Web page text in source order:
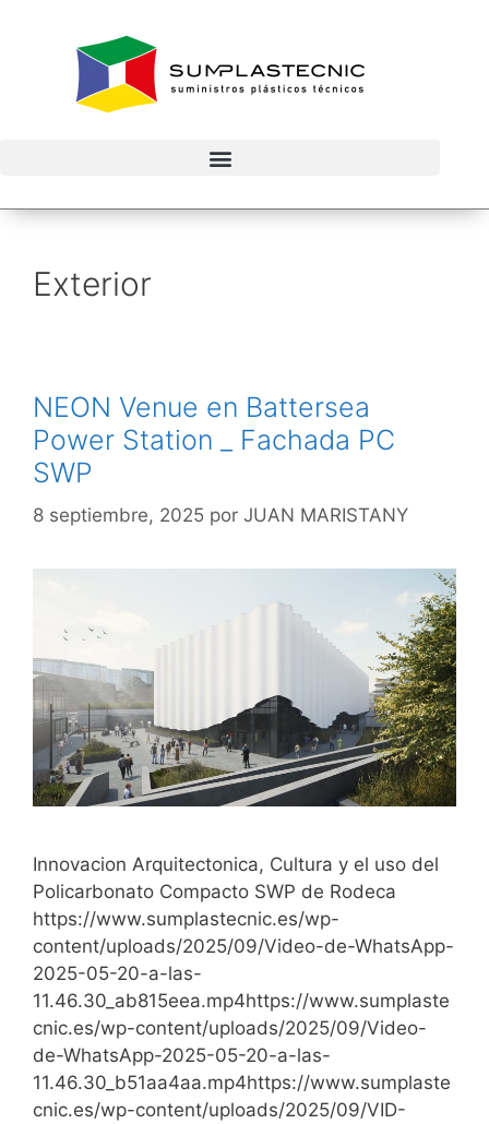
Exterior
NEON Venue en Battersea
Power Station _ Fachada PC
SWP
8 septiembre, 2025 por JUAN MARISTANY
Innovacion Arquitectonica, Cultura y el uso del
Policarbonato Compacto SWP de Rodeca
https://www.sumplastecnic.es/wp-
content/uploads/2025/09/Video-de-WhatsApp-
2025-05-20-a-las-
11.46.30_ab815eea.mp4https://www.sumplaste
cnic.es/wp-content/uploads/2025/09/Video-
de-WhatsApp-2025-05-20-a-las-
11.46.30_b51aa4aa.mp4https://www.sumplaste
cnic.es/wp-content/uploads/2025/09/VID-